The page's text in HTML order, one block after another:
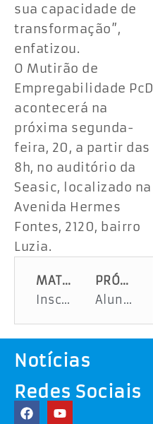
sua capacidade de
transformação”,
enfatizou.
O Mutirão de
Empregabilidade PcD
acontecerá na
próxima segunda-
feira, 20, a partir das
8h, no auditório da
Seasic, localizado na
Avenida Hermes
Fontes, 2120, bairro
Luzia.
MATÉRIA ANTERIOR
Inscrições para o programa CNH Caminhoneiro encerram nesta segunda-feira, 13
PRÓXIMA MATÉRIA
Alunos intercambistas do programa Sergipe no Mundo retornam da Espanha
Notícias
Redes Sociais